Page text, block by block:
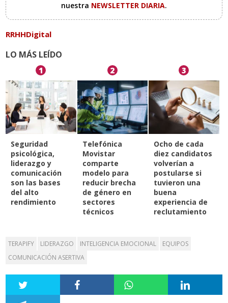
nuestra NEWSLETTER DIARIA.
RRHHDigital
LO MÁS LEÍDO
1
Seguridad
psicológica,
liderazgo y
comunicación
son las bases
del alto
rendimiento
2
Telefónica
Movistar
comparte
modelo para
reducir brecha
de género en
sectores
técnicos
3
Ocho de cada
diez candidatos
volverían a
postularse si
tuvieron una
buena
experiencia de
reclutamiento
TERAPIFY LIDERAZGO INTELIGENCIA EMOCIONAL
EQUIPOS
COMUNICACIÓN ASERTIVA